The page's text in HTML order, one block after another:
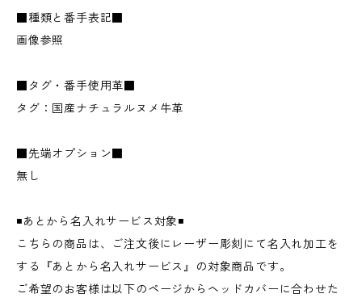
■種類と番手表記■
画像参照
■タグ・番手使用革■
タグ：国産ナチュラルヌメ牛革
■先端オプション■
無し
◾️あとから名入れサービス対象◾️
こちらの商品は、ご注文後にレーザー彫刻にて名入れ加工を
する『あとから名入れサービス』の対象商品です。
ご希望のお客様は以下のページからヘッドカバーに合わせた